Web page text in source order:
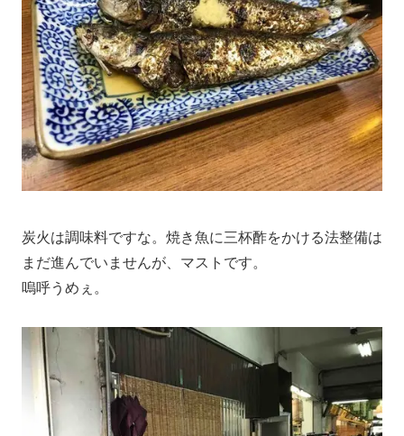
炭火は調味料ですな。焼き魚に三杯酢をかける法整備は
まだ進んでいませんが、マストです。
嗚呼うめぇ。